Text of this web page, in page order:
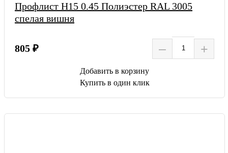
Профлист Н15 0.45 Полиэстер RAL 3005
спелая вишня
805 ₽ – +
Добавить в корзину
Купить в один клик